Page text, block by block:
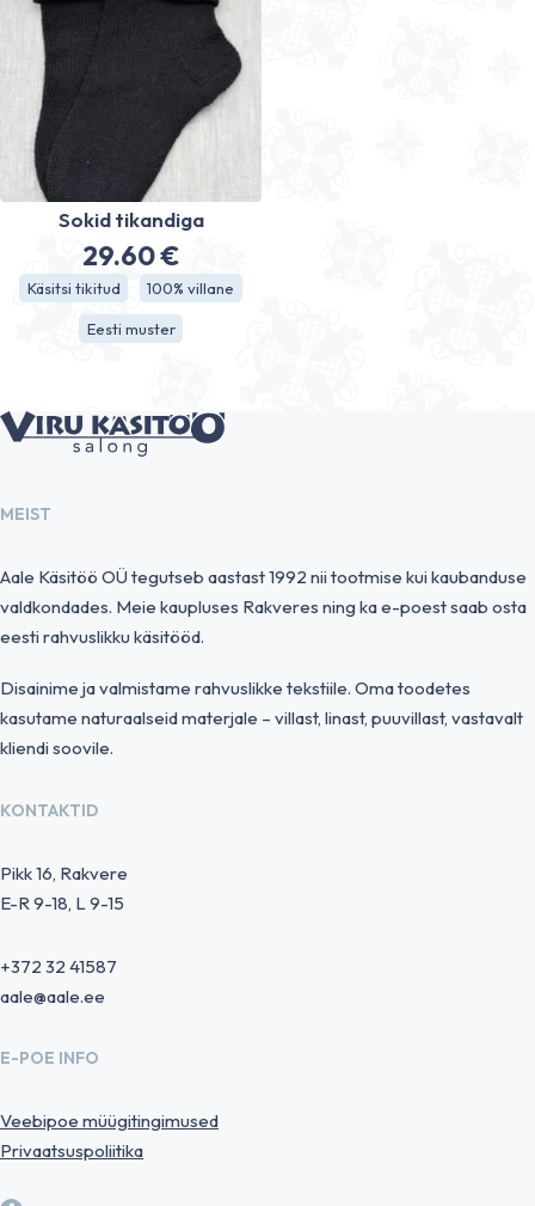
Sokid tikandiga
29.60€
Käsitsi tikitud 100% villane
Eesti muster
MEIST
Aale Käsitöö OÜ tegutseb aastast 1992 nii tootmise kui kaubanduse
valdkondades. Meie kaupluses Rakveres ning ka e-poest saab osta
eesti rahvuslikku käsitööd.
Disainime ja valmistame rahvuslikke tekstiile. Oma toodetes
kasutame naturaalseid materjale – villast, linast, puuvillast, vastavalt
kliendi soovile.
KONTAKTID
Pikk 16, Rakvere
E-R 9-18, L 9-15
+372 32 41587
aale@aale.ee
E-POE INFO
Veebipoe müügitingimused
Privaatsuspoliitika